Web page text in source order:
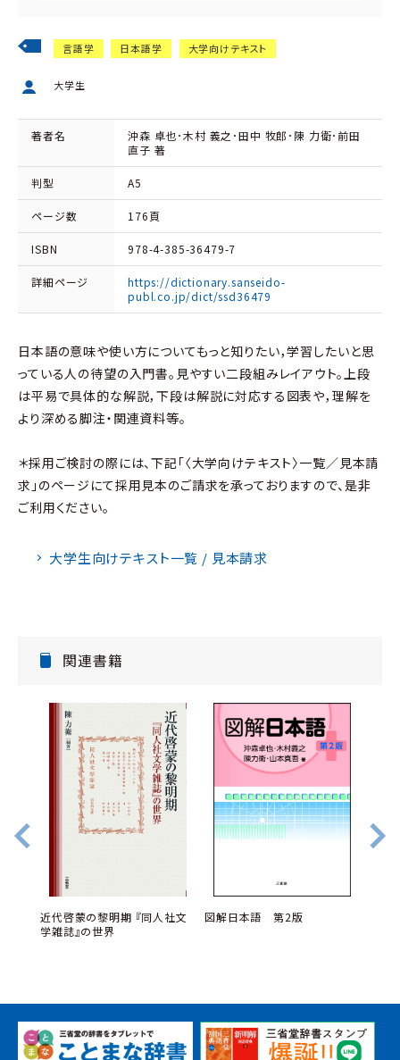
言語学 日本語学 大学向けテキスト
大学生
著者名
沖森 卓也･木村 義之･田中 牧郎･陳 力衛･前田
直子 著
判型 A5
ページ数 176頁
ISBN 978-4-385-36479-7
詳細ページ
https://dictionary.sanseido-
publ.co.jp/dict/ssd36479
日本語の意味や使い方についてもっと知りたい，学習したいと思
っている人の待望の入門書。見やすい二段組みレイアウト。上段
は平易で具体的な解説，下段は解説に対応する図表や，理解を
より深める脚注・関連資料等。
＊採用ご検討の際には、下記「〈大学向けテキスト〉一覧／見本請
求」のページにて採用見本のご請求を承っておりますので、是非
ご利用ください。
大学生向けテキスト一覧 / 見本請求
関連書籍
近代啓蒙の黎明期 『同人社文
学雑誌』の世界
図解日本語 第2版